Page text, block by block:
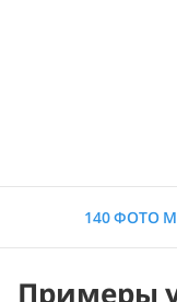
140 ФОТО
Примеры